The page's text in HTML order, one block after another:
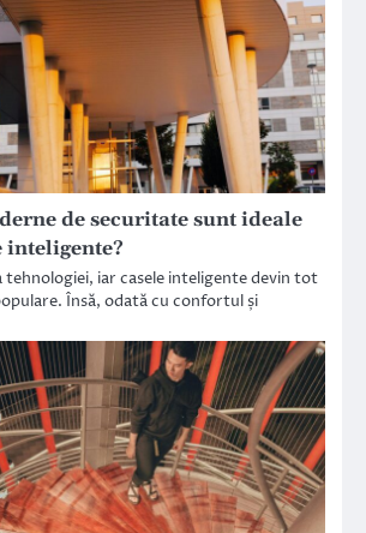
de securitate sunt ideale
inteligente?
tehnologiei, iar casele inteligente devin tot
Însă, odată cu confortul și